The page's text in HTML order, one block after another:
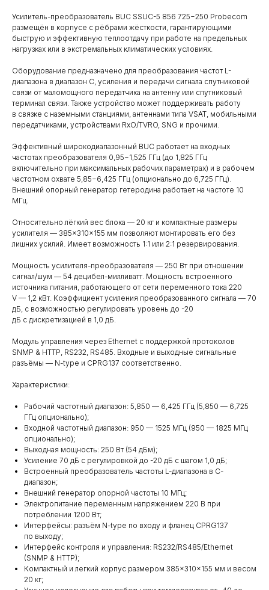
Усилитель-преобразователь BUC SSUC-5 856 725−250 Probecom
размещён в корпусе с рёбрами жёсткости, гарантирующими
быструю и эффективную теплоотдачу при работе на предельных
нагрузках или в экстремальных климатических условиях.
Оборудование предназначено для преобразования частот L-
диапазона в диапазон С, усиления и передачи сигнала спутниковой
связи от маломощного передатчика на антенну или спутниковый
терминал связи. Также устройство может поддерживать работу
в связке с наземными станциями, антеннами типа VSAT, мобильными
передатчиками, устройствами RxO/TVRO, SNG и прочими.
Эффективный широкодиапазонный BUC работает на входных
частотах преобразователя 0,95−1,525 ГГц (до 1,825 ГГц
включительно при максимальных рабочих параметрах) и в рабочем
частотном охвате 5,85−6,425 ГГц (опционально до 6,725 ГГц).
Внешний опорный генератор гетеродина работает на частоте 10
МГц.
Относительно лёгкий вес блока — 20 кг и компактные размеры
усилителя — 385×310×155 мм позволяют монтировать его без
лишних усилий. Имеет возможность 1:1 или 2:1 резервирования.
Мощность усилителя-преобразователя — 250 Вт при отношении
сигнал/шум — 54 децибел-милливатт. Мощность встроенного
источника питания, работающего от сети переменного тока 220
V — 1,2 кВт. Коэффициент усиления преобразованного сигнала — 70
дБ, с возможностью регулировать уровень до -20
дБ с дискретизацией в 1,0 дБ.
Модуль управления через Ethernet с поддержкой протоколов
SNMP & HTTP, RS232, RS485. Входные и выходные сигнальные
разъёмы — N-type и CPRG137 соответственно.
Характеристики:
Рабочий частотный диапазон: 5,850 — 6,425 ГГц (5,850 — 6,725
ГГц опционально);
Входной частотный диапазон: 950 — 1525 МГц (950 — 1825 МГц
опционально);
Выходная мощность: 250 Вт (54 дБм);
Усиление 70 дБ с регулировкой до -20 дБ с шагом 1,0 дБ;
Встроенный преобразователь частоты L-диапазона в С-
диапазон;
Внешний генератор опорной частоты 10 МГц;
Электропитание переменным напряжением 220 В при
потреблении 1200 Вт;
Интерфейсы: разъём N-type по входу и фланец CPRG137
по выходу;
Интерфейс контроля и управления: RS232/RS485/Ethernet
(SNMP & HTTP);
Компактный и легкий корпус размером 385×310×155 мм и весом
20 кг;